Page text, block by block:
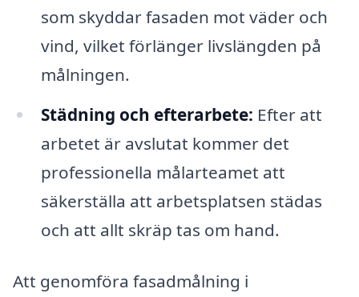
som skyddar fasaden mot väder och
vind, vilket förlänger livslängden på
målningen.
Städning och efterarbete: Efter att
arbetet är avslutat kommer det
professionella målarteamet att
säkerställa att arbetsplatsen städas
och att allt skräp tas om hand.
Att genomföra fasadmålning i